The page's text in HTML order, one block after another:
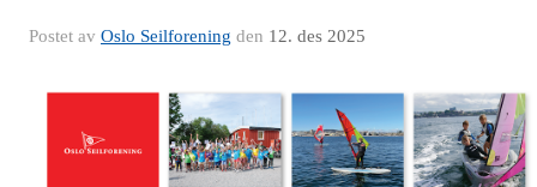
Postet av Oslo Seilforening den 12. des 2025